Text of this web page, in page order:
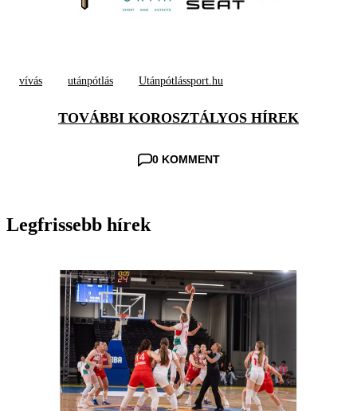
vívás utánpótlás Utánpótlássport.hu
TOVÁBBI KOROSZTÁLYOS HÍREK
0 KOMMENT
Legfrissebb hírek